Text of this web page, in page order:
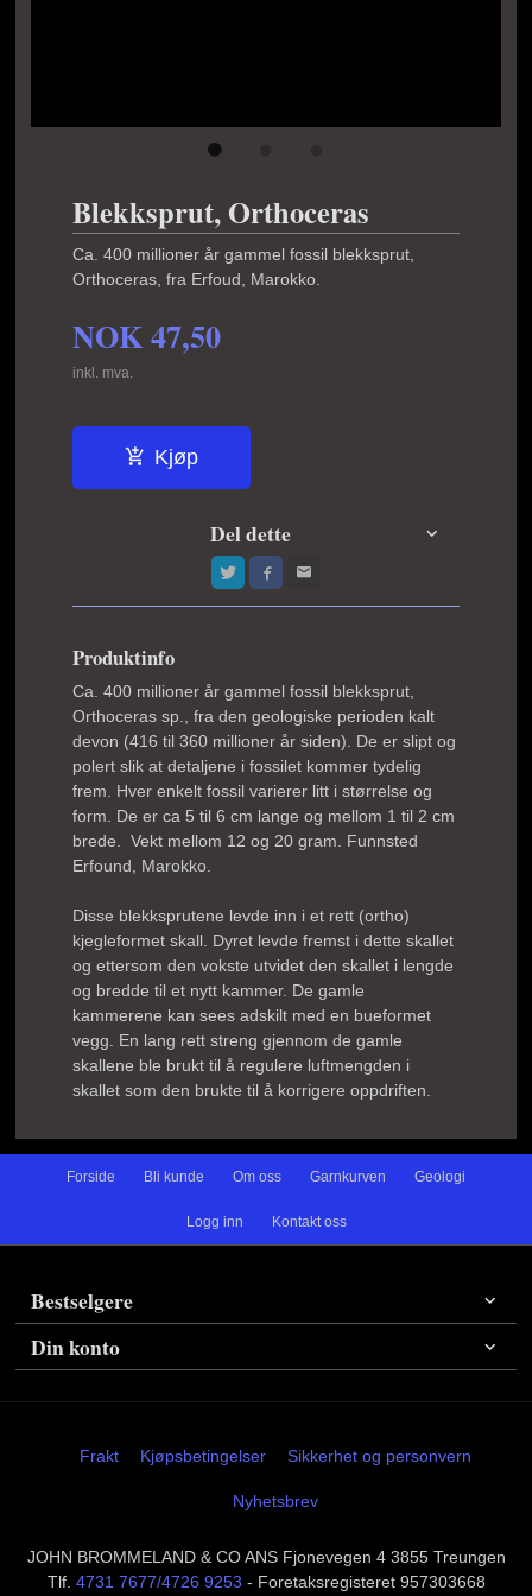
Blekksprut, Orthoceras
Ca. 400 millioner år gammel fossil blekksprut,
Orthoceras, fra Erfoud, Marokko.
NOK47,50
inkl. mva.
Kjøp
Del dette
Produktinfo
Ca. 400 millioner år gammel fossil blekksprut,
Orthoceras sp., fra den geologiske perioden kalt
devon (416 til 360 millioner år siden). De er slipt og
polert slik at detaljene i fossilet kommer tydelig
frem. Hver enkelt fossil varierer litt i størrelse og
form. De er ca 5 til 6 cm lange og mellom 1 til 2 cm
brede. Vekt mellom 12 og 20 gram. Funnsted
Erfound, Marokko.
Disse blekksprutene levde inn i et rett (ortho)
kjegleformet skall. Dyret levde fremst i dette skallet
og ettersom den vokste utvidet den skallet i lengde
og bredde til et nytt kammer. De gamle
kammerene kan sees adskilt med en bueformet
vegg. En lang rett streng gjennom de gamle
skallene ble brukt til å regulere luftmengden i
skallet som den brukte til å korrigere oppdriften.
Forside Bli kunde Om oss Garnkurven Geologi
Logg inn Kontakt oss
Bestselgere
Din konto
Frakt Kjøpsbetingelser Sikkerhet og personvern
Nyhetsbrev
JOHN BROMMELAND & CO ANS Fjonevegen 4 3855 Treungen
Tlf. 4731 7677/4726 9253 - Foretaksregisteret 957303668